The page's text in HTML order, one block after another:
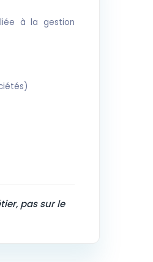
à la gestion
pas sur le